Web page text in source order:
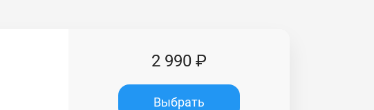
2 990 ₽
Выбрать